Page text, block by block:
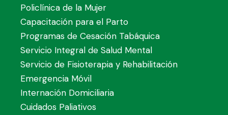
Policlínica de la Mujer
Capacitación para el Parto
Programas de Cesación Tabáquica
Servicio Integral de Salud Mental
Servicio de Fisioterapia y Rehabilitación
Emergencia Móvil
Internación Domiciliaria
Cuidados Paliativos